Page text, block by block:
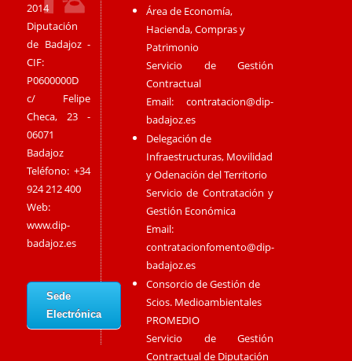
2014
Diputación
de Badajoz -
CIF:
P0600000D
c/ Felipe
Checa, 23 -
06071
Badajoz
Teléfono: +34
924 212 400
Web:
www.dip-
badajoz.es
Sede
Electrónica
Área de Economía,
Hacienda, Compras y
Patrimonio
Servicio de Gestión
Contractual
Email:contratacion@dip-
badajoz.es
Delegación de
Infraestructuras, Movilidad
y Odenación del Territorio
Servicio de Contratación y
Gestión Económica
Email:
contratacionfomento@dip-
badajoz.es
Consorcio de Gestión de
Scios. Medioambientales
PROMEDIO
Servicio de Gestión
Contractual de Diputación